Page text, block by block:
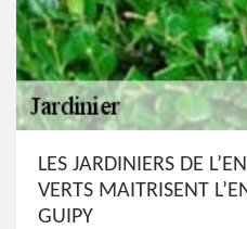
LES JARDINIERS DE
VERTS MAITRISENT
GUIPY